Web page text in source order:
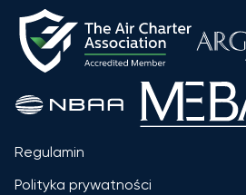
Regulamin
Polityka prywatności